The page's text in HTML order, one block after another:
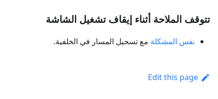
تتوقف الملاحة أثناء إيقاف تشغيل الشاشة
نفس المشكلة مع تسجيل المسار في الخلفية.
Edit this page